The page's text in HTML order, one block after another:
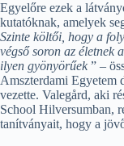
Egyelőre ezek a
kutatóknak, amelyek
Szinte költői, hogy a
végső soron az életnek
ilyen gyönyörűek ” –
Amszterdami Egyetem
vezette. Valegård, aki
School Hilversumban,
tanítványait, hogy a